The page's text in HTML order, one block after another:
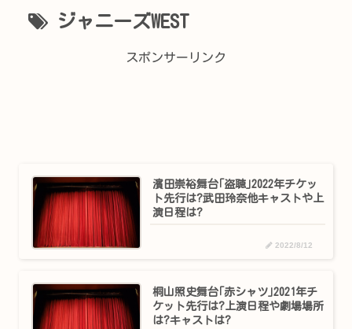
ジャニーズWEST
スポンサーリンク
濱田崇裕舞台｢盗聴｣2022年チケッ
ト先行は?武田玲奈他キャストや上
演日程は?
2022/8/12
桐山照史舞台｢赤シャツ｣2021年チ
ケット先行は?上演日程や劇場場所
は?キャストは?